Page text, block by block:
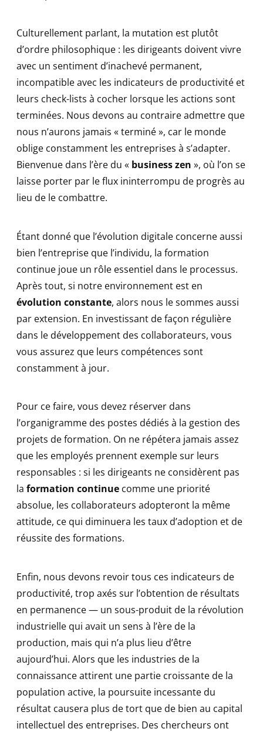
Culturellement parlant, la mutation est plutôt
d’ordre philosophique : les dirigeants doivent vivre
avec un sentiment d’inachevé permanent,
incompatible avec les indicateurs de productivité et
leurs check-lists à cocher lorsque les actions sont
terminées. Nous devons au contraire admettre que
nous n’aurons jamais « terminé », car le monde
oblige constamment les entreprises à s’adapter.
Bienvenue dans l’ère du « business zen », où l’on se
laisse porter par le flux ininterrompu de progrès au
lieu de le combattre.
Étant donné que l’évolution digitale concerne aussi
bien l’entreprise que l’individu, la formation
continue joue un rôle essentiel dans le processus.
Après tout, si notre environnement est en
évolution constante, alors nous le sommes aussi
par extension. En investissant de façon régulière
dans le développement des collaborateurs, vous
vous assurez que leurs compétences sont
constamment à jour.
Pour ce faire, vous devez réserver dans
l’organigramme des postes dédiés à la gestion des
projets de formation. On ne répétera jamais assez
que les employés prennent exemple sur leurs
responsables : si les dirigeants ne considèrent pas
la formation continue comme une priorité
absolue, les collaborateurs adopteront la même
attitude, ce qui diminuera les taux d’adoption et de
réussite des formations.
Enfin, nous devons revoir tous ces indicateurs de
productivité, trop axés sur l’obtention de résultats
en permanence — un sous-produit de la révolution
industrielle qui avait un sens à l’ère de la
production, mais qui n’a plus lieu d’être
aujourd’hui. Alors que les industries de la
connaissance attirent une partie croissante de la
population active, la poursuite incessante du
résultat causera plus de tort que de bien au capital
intellectuel des entreprises. Des chercheurs ont